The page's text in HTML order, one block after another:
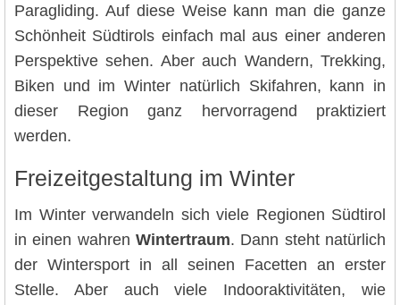
Paragliding. Auf diese Weise kann man die ganze
Schönheit Südtirols einfach mal aus einer anderen
Perspektive sehen. Aber auch Wandern, Trekking,
Biken und im Winter natürlich Skifahren, kann in
dieser Region ganz hervorragend praktiziert
werden.
Freizeitgestaltung im Winter
Im Winter verwandeln sich viele Regionen Südtirol
in einen wahren Wintertraum. Dann steht natürlich
der Wintersport in all seinen Facetten an erster
Stelle. Aber auch viele Indooraktivitäten, wie